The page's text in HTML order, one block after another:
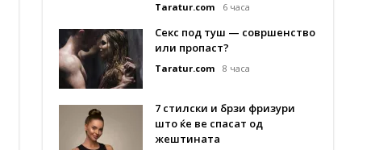
Taratur.com 6 часа
Секс под туш — совршенство
или пропаст?
Taratur.com 8 часа
7 стилски и брзи фризури
што ќе ве спасат од
жештината